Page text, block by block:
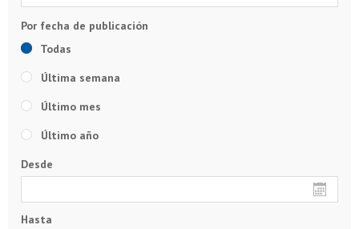
Todas
Última semana
Último mes
Último año
Desde
Hasta